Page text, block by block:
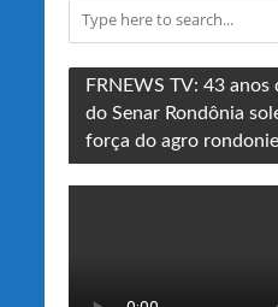
FRNEWS TV: 43 anos
do Senar Rondônia
força do agro